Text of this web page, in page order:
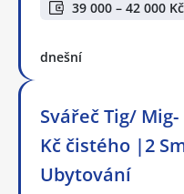
39 000 – 42 000 Kč
dnešní
Svářeč Tig/ Mig-
Kč čistého |2
Ubytování